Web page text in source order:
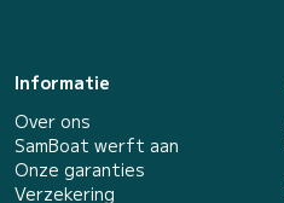
Informatie
Over ons
SamBoat werft aan
Onze garanties
Verzekering